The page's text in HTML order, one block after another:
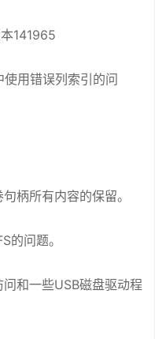
141965
用错误列索引的问
柄所有内容的保留。
的问题。
和一些USB磁盘驱动程